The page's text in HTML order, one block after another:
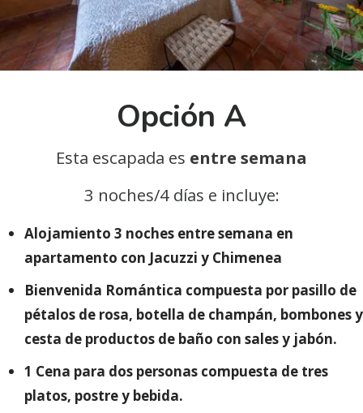
Opción A
Esta escapada es entre semana
3 noches/4 días e incluye:
Alojamiento 3 noches entre semana en
apartamento con Jacuzzi y Chimenea
Bienvenida Romántica compuesta por pasillo de
pétalos de rosa, botella de champán, bombones y
cesta de productos de baño con sales y jabón.
1 Cena para dos personas compuesta de tres
platos, postre y bebida.